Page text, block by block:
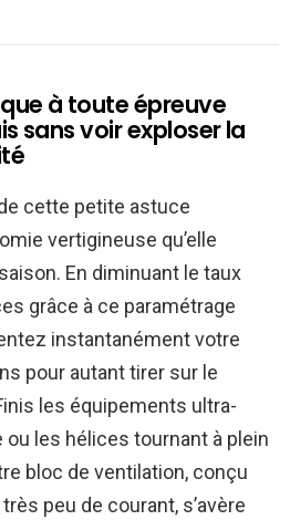
à toute épreuve
sans voir exploser la
cette petite astuce
vertigineuse qu’elle
En diminuant le taux
grâce à ce paramétrage
instantanément votre
pour autant tirer sur le
les équipements ultra-
les hélices tournant à plein
bloc de ventilation, conçu
peu de courant, s’avère